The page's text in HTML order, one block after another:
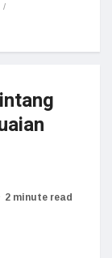
2 minute read